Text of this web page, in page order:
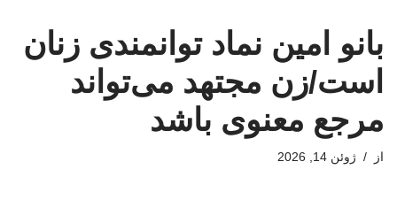
بانو امین نماد توانمندی زنان
است/زن مجتهد می‌تواند
مرجع معنوی باشد
از ژوئن 14, 2026